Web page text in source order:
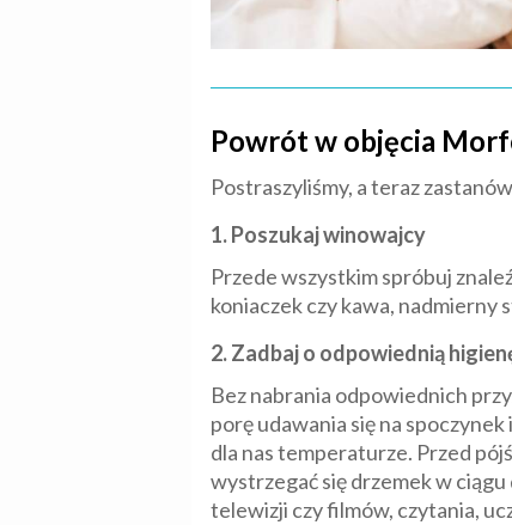
Powrót w objęcia
Postraszyliśmy, a teraz
1. Poszukaj winowajcy
Przede wszystkim spróbuj
koniaczek czy kawa, nadmierny
2. Zadbaj o odpowiednią
Bez nabrania odpowiednich
porę udawania się na
dla nas temperaturze. Przed
wystrzegać się drzemek w ciągu
telewizji czy filmów, czytania,